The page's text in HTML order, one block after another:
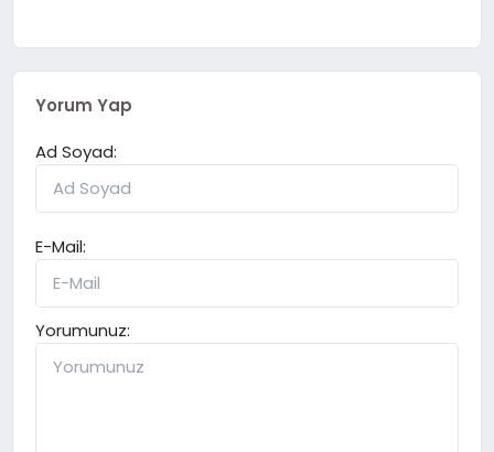
Yorum Yap
Ad Soyad:
E-Mail:
Yorumunuz: